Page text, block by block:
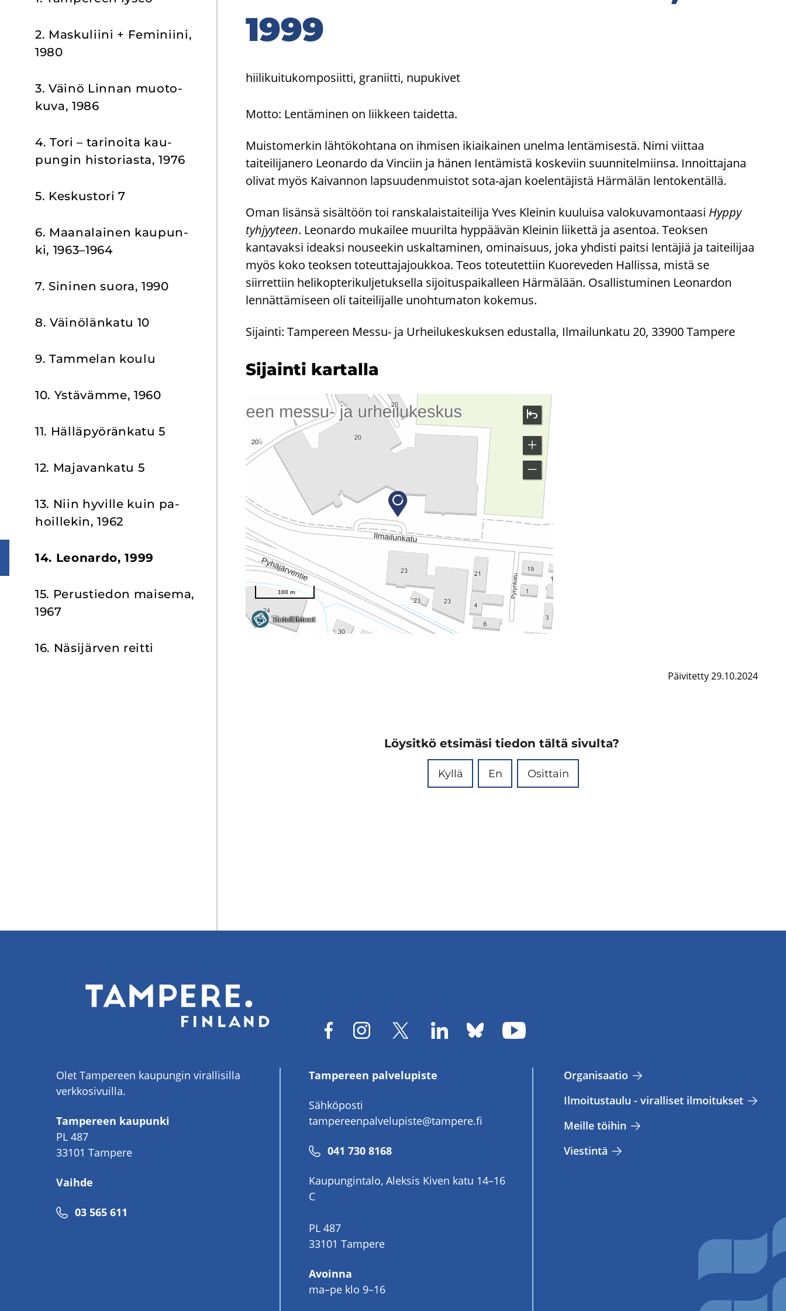
2. Mas­ku­lii­ni + Fe­mi­nii­ni,
1980
3. Väinö Lin­nan muo­to­
ku­va, 1986
4. Tori – ta­ri­noi­ta kau­
pun­gin his­to­rias­ta, 1976
5. Kes­kus­to­ri 7
6. Maa­na­lai­nen kau­pun­
ki, 1963–1964
7. Si­ni­nen suora, 1990
8. Väi­nö­län­ka­tu 10
9. Tam­me­lan koulu
10. Ys­tä­väm­me, 1960
11. Häl­lä­pyö­rän­ka­tu 5
12. Ma­ja­van­ka­tu 5
13. Niin hy­vil­le kuin pa­
hoil­le­kin, 1962
14. Leo­nar­do, 1999
15. Pe­rus­tie­don mai­se­ma,
1967
16. Nä­si­jär­ven reit­ti
1999
hiilikuitukomposiitti, graniitti, nupukivet
Motto: Lentäminen on liikkeen taidetta.
Muistomerkin lähtökohtana on ihmisen ikiaikainen unelma lentämisestä. Nimi viittaa
taiteilijanero Leonardo da Vinciin ja hänen Ientämistä koskeviin suunnitelmiinsa. Innoittajana
olivat myös Kaivannon lapsuudenmuistot sota-ajan koelentäjistä Härmälän lentokentällä.
Oman lisänsä sisältöön toi ranskalaistaiteilija Yves Kleinin kuuluisa valokuvamontaasi Hyppy
tyhjyyteen. Leonardo mukailee muurilta hyppäävän Kleinin liikettä ja asentoa. Teoksen
kantavaksi ideaksi nouseekin uskaltaminen, ominaisuus, joka yhdisti paitsi lentäjiä ja taiteilijaa
myös koko teoksen toteuttajajoukkoa. Teos toteutettiin Kuoreveden Hallissa, mistä se
siirrettiin helikopterikuljetuksella sijoituspaikalleen Härmälään. Osallistuminen Leonardon
lennättämiseen oli taiteilijalle unohtumaton kokemus.
Sijainti: Tampereen Messu- ja Urheilukeskuksen edustalla, Ilmailunkatu 20, 33900 Tampere
Si­jain­ti kar­tal­la
Päivitetty 29.10.2024
Löysitkö etsimäsi tiedon tältä sivulta?
Kyllä En Osittain
Olet Tampereen kaupungin virallisilla
verkkosivuilla.
Tampereen kaupunki
PL 487
33101 Tampere
Vaihde
Puhelinnumero
03 565 611
Tampereen palvelupiste
Sähköposti
tampereenpalvelupiste@tampere.fi
Puhelinnumero
041 730 8168
Kaupungintalo, Aleksis Kiven katu 14–16
C
PL 487
33101 Tampere
Avoinna
ma–pe klo 9–16
Or­ga­ni­saa­tio
Il­moi­tus­tau­lu - vi­ral­li­set il­moi­tuk­set
Meil­le töi­hin
Vies­tin­tä